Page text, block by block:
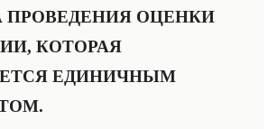
ПРОВЕДЕНИЯ ОЦЕНКИ
КОТОРАЯ
ЕДИНИЧНЫМ